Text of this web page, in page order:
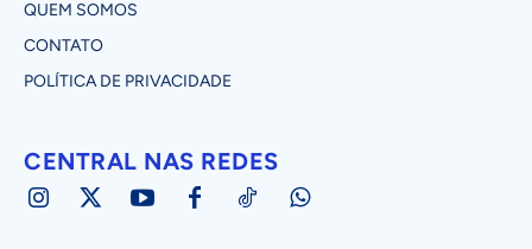
QUEM SOMOS
CONTATO
POLÍTICA DE PRIVACIDADE
CENTRAL NAS REDES